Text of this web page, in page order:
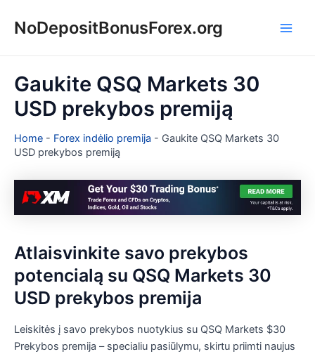
prieNoDepositBonusForex.org
Gaukite QSQ Markets 30
USD prekybos premiją
Home - Forex indėlio premija - Gaukite QSQ Markets 30
USD prekybos premiją
Atlaisvinkite savo prekybos
potencialą su QSQ Markets 30
USD prekybos premija
Leiskitės į savo prekybos nuotykius su QSQ Markets $30
Prekybos premija – specialiu pasiūlymu, skirtu priimti naujus